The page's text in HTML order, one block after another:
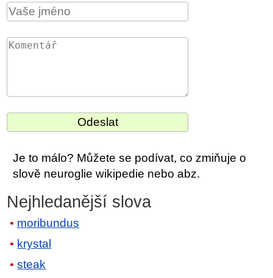
Je to málo? Můžete se podívat, co zmiňuje o
slově neuroglie wikipedie nebo abz.
Nejhledanější slova
moribundus
krystal
steak